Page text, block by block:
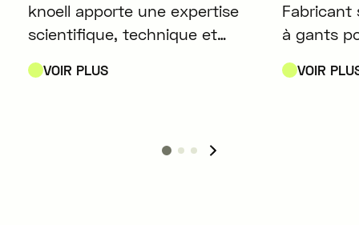
knoell apporte une expertise
scientifique, technique et
des secteurs de la chimie, de
santé animale et des produits
VOIR PLUS
Fabricant
à gants
VOIR